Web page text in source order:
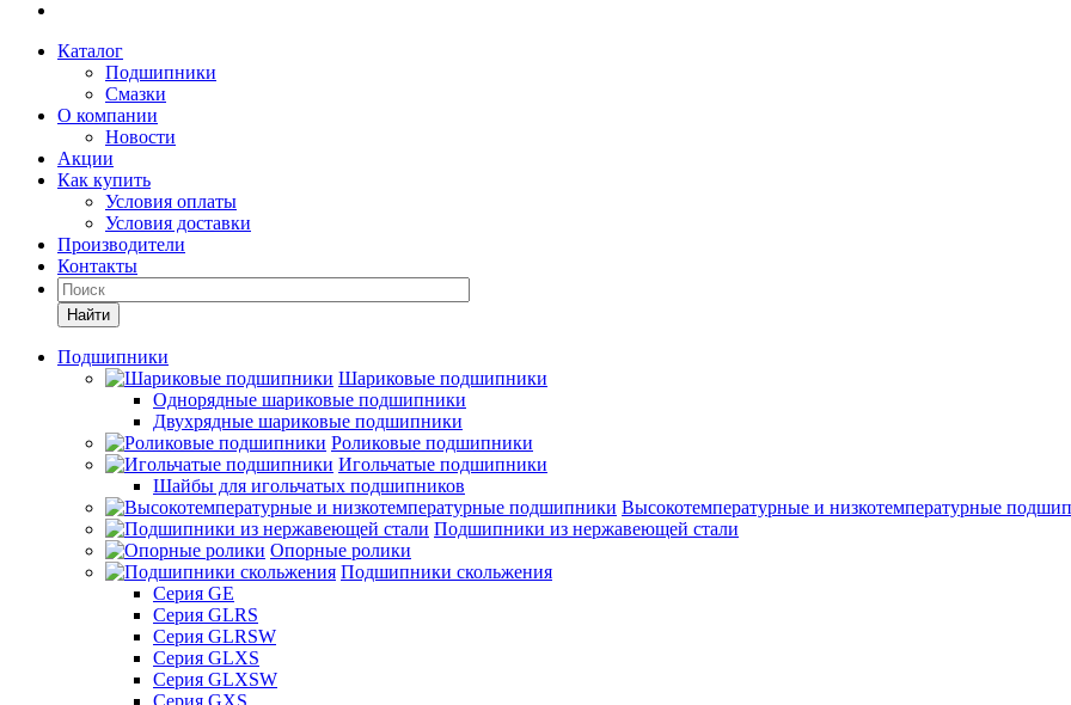
Каталог
Подшипники
Смазки
О компании
Новости
Акции
Как купить
Условия оплаты
Условия доставки
Производители
Контакты
Найти
Подшипники
Шариковые подшипники
Однорядные шариковые подшипники
Двухрядные шариковые подшипники
Роликовые подшипники
Игольчатые подшипники
Шайбы для игольчатых подшипников
Высокотемпературные и низкотемпературные
Подшипники из нержавеющей стали
Опорные ролики
Подшипники скольжения
Серия GE
Серия GLRS
Серия GLRSW
Серия GLXS
Серия GLXSW
Серия GXS